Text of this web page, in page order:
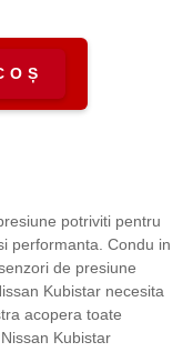
potriviti pentru
performanta. Condu in
de presiune
Kubistar necesita
acopera toate
Kubistar